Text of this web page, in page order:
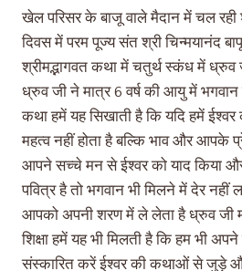
खेल परिसर के बाजू वाले मैदान में चल रही
दिवस में परम पूज्य संत श्री चिन्मयानंद
श्रीमद्भागवत कथा में चतुर्थ स्कंध में ध्रुव
ध्रुव जी ने मात्र 6 वर्ष की आयु में भगवान
कथा हमें यह सिखाती है कि यदि हमें
महत्व नहीं होता है बल्कि भाव और आपके
आपने सच्चे मन से ईश्वर को याद किया
पवित्र है तो भगवान भी मिलने में देर नहीं
आपको अपनी शरण में ले लेता है ध्रुव जी
शिक्षा हमें यह भी मिलती है कि हम भी
संस्कारित करें ईश्वर की कथाओं से जुड़े